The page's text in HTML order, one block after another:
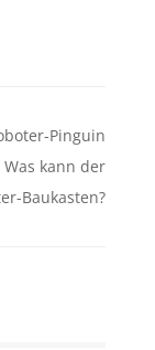
Pinguin
Was kann der
Baukasten?